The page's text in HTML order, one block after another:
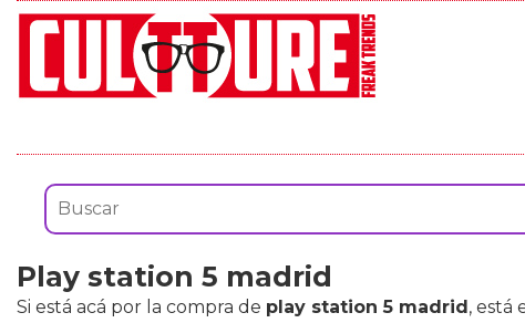
Play station 5 madrid
Si está acá por la compra de play station 5 madrid, está